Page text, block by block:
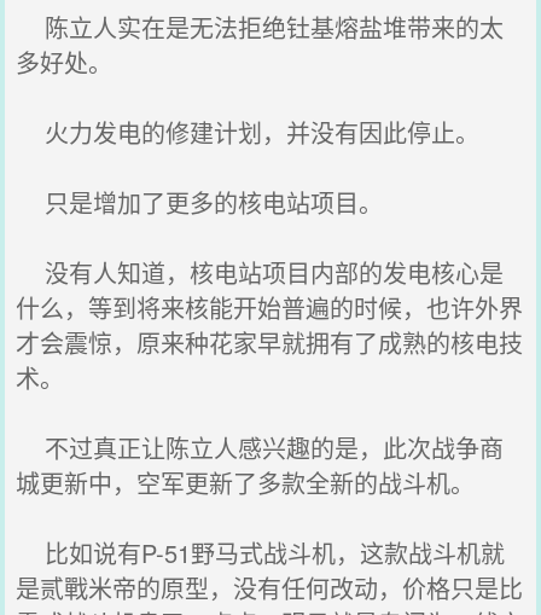
陈立人实在是无法拒绝钍基熔盐堆带来的太
多好处。
火力发电的修建计划，并没有因此停止。
只是增加了更多的核电站项目。
没有人知道，核电站项目内部的发电核心是
什么，等到将来核能开始普遍的时候，也许外界
才会震惊，原来种花家早就拥有了成熟的核电技
术。
不过真正让陈立人感兴趣的是，此次战争商
城更新中，空军更新了多款全新的战斗机。
比如说有P-51野马式战斗机，这款战斗机就
是贰戰米帝的原型，没有任何改动，价格只是比